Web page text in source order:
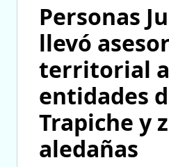
Personas
llevó
territorial
entidades
Trapiche y
aledañas